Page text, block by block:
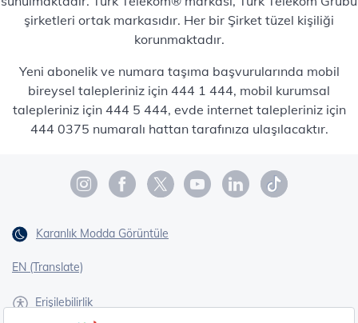
şirketleri ortak markasıdır. Her bir Şirket tüzel kişiliği
korunmaktadır.
Yeni abonelik ve numara taşıma başvurularında mobil
bireysel talepleriniz için 444 1 444, mobil kurumsal
talepleriniz için 444 5 444, evde internet talepleriniz için
444 0375 numaralı hattan tarafınıza ulaşılacaktır.
Karanlık Modda Görüntüle
EN (Translate)
Erişilebilirlik